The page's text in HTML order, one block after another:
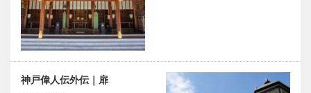
神戸偉人伝外伝｜扉